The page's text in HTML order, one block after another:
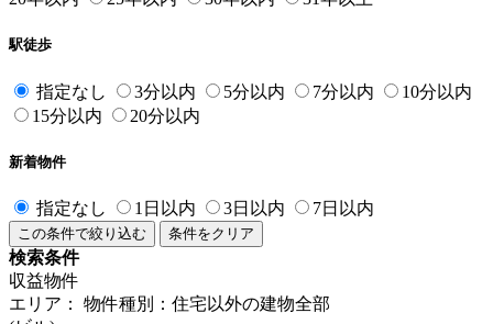
駅徒歩
指定なし 3分以内 5分以内 7分以内
10分以内
15分以内
20分以内
新着物件
指定なし 1日以内 3日以内 7日以内
この条件で絞り込む 条件をクリア
検索条件
収益物件
エリア：
物件種別：住宅以外の建物全部